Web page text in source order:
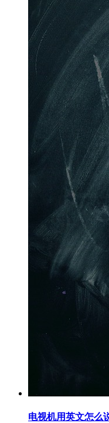
电视机用英文怎么